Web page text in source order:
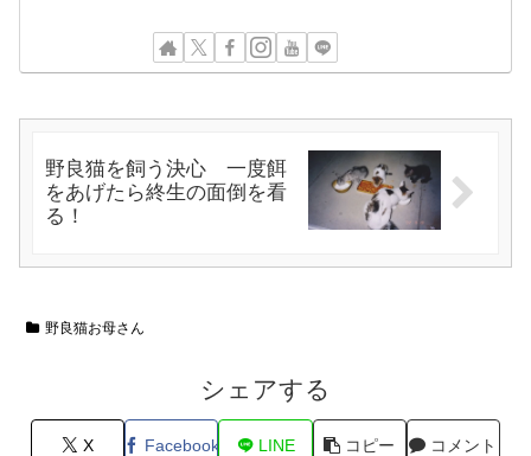
野良猫を飼う決心 一度餌
をあげたら終生の面倒を看
る！
野良猫お母さん
シェアする
X Facebook LINE コピー コメント